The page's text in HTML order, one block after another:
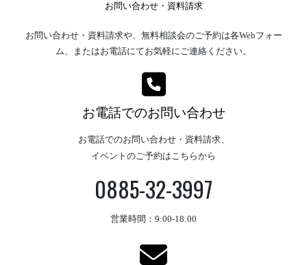
お問い合わせ・資料請求
お問い合わせ・資料請求や、無料相談会のご予約は各Webフォー
ム、またはお電話にてお気軽にご連絡ください。
お電話でのお問い合わせ
お電話でのお問い合わせ・資料請求、
イベントのご予約はこちらから
0885-32-3997
営業時間：9:00-18:00